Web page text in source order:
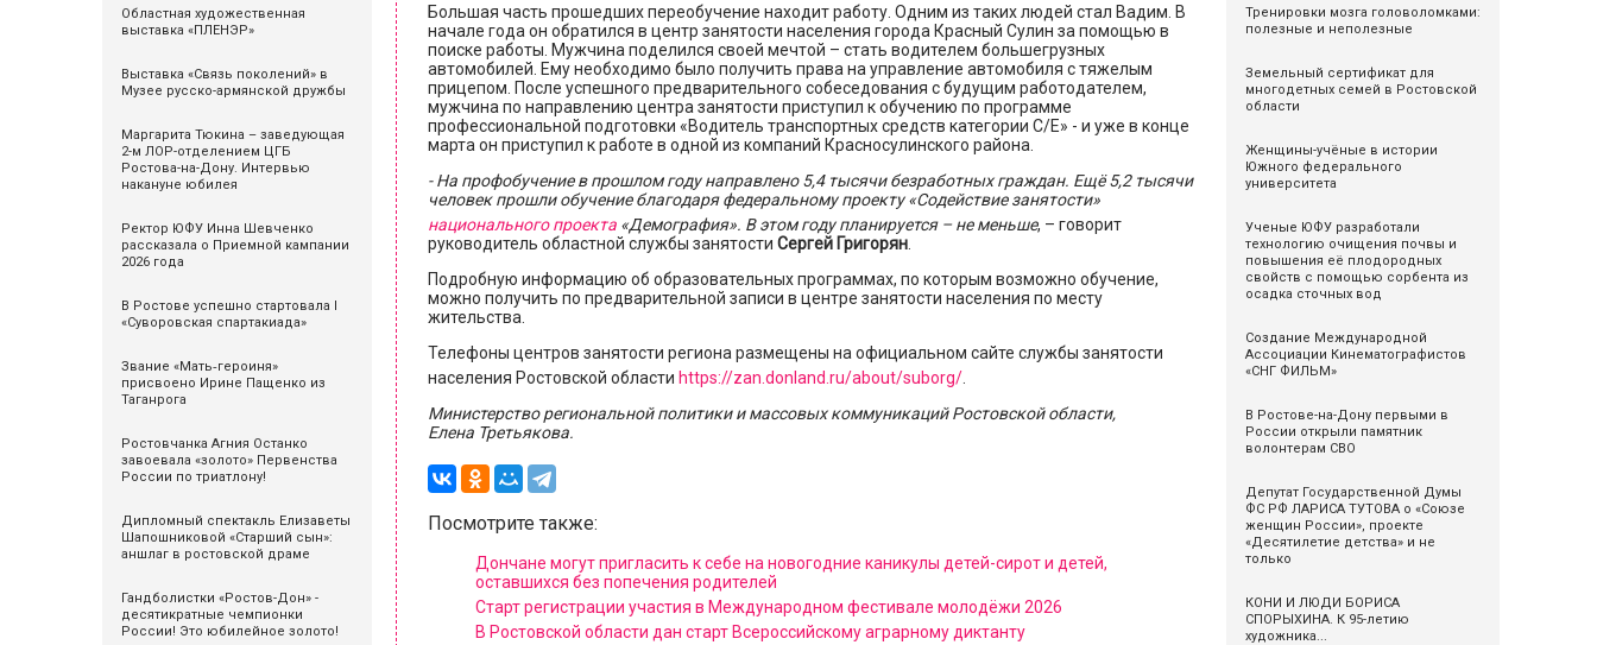
Областная художественная
выставка «ПЛЕНЭР»
Выставка «Связь поколений» в
Музее русско-армянской дружбы
Маргарита Тюкина – заведующая
2-м ЛОР-отделением ЦГБ
Ростова-на-Дону. Интервью
накануне юбилея
Ректор ЮФУ Инна Шевченко
рассказала о Приемной кампании
2026 года
В Ростове успешно стартовала I
«Суворовская спартакиада»
Звание «Мать‑героиня»
присвоено Ирине Пащенко из
Таганрога
Ростовчанка Агния Останко
завоевала «золото» Первенства
России по триатлону!
Дипломный спектакль Елизаветы
Шапошниковой «Старший сын»:
аншлаг в ростовской драме
Гандболистки «Ростов-Дон» -
десятикратные чемпионки
России! Это юбилейное золото!
Большая часть прошедших переобучение находит работу. Одним из таких людей стал Вадим. В
начале года он обратился в центр занятости населения города Красный Сулин за помощью в
поиске работы. Мужчина поделился своей мечтой – стать водителем большегрузных
автомобилей. Ему необходимо было получить права на управление автомобиля с тяжелым
прицепом. После успешного предварительного собеседования с будущим работодателем,
мужчина по направлению центра занятости приступил к обучению по программе
профессиональной подготовки «Водитель транспортных средств категории С/Е» - и уже в конце
марта он приступил к работе в одной из компаний Красносулинского района.
- На профобучение в прошлом году направлено 5,4 тысячи безработных граждан. Ещё 5,2 тысячи
человек прошли обучение благодаря федеральному проекту «Содействие занятости»
национального проекта«Демография». В этом году планируется – не меньше, – говорит
руководитель областной службы занятости Сергей Григорян.
Подробную информацию об образовательных программах, по которым возможно обучение,
можно получить по предварительной записи в центре занятости населения по месту
жительства.
Телефоны центров занятости региона размещены на официальном сайте службы занятости
населения Ростовской области https://zan.donland.ru/about/suborg/.
Министерство региональной политики и массовых коммуникаций Ростовской области,
Елена Третьякова.
Посмотрите также:
Дончане могут пригласить к себе на новогодние каникулы детей-сирот и детей,
оставшихся без попечения родителей
Cтарт регистрации участия в Международном фестивале молодёжи 2026
В Ростовской области дан старт Всероссийскому аграрному диктанту
Тренировки мозга головоломками:
полезные и неполезные
Земельный сертификат для
многодетных семей в Ростовской
области
Женщины-учёные в истории
Южного федерального
университета
Ученые ЮФУ разработали
технологию очищения почвы и
повышения её плодородных
свойств с помощью сорбента из
осадка сточных вод
Cоздание Международной
Ассоциации Кинематографистов
«СНГ ФИЛЬМ»
В Ростове-на-Дону первыми в
России открыли памятник
волонтерам СВО
Депутат Государственной Думы
ФС РФ ЛАРИСА ТУТОВА о «Союзе
женщин России», проекте
«Десятилетие детства» и не
только
КОНИ И ЛЮДИ БОРИСА
СПОРЫХИНА. К 95-летию
художника...